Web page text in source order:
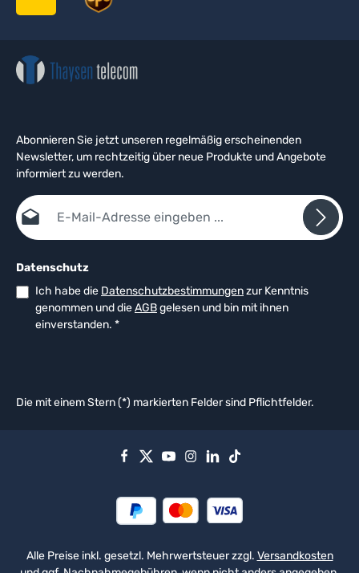
Abonnieren Sie jetzt unseren regelmäßig erscheinenden
Newsletter, um rechtzeitig über neue Produkte und Angebote
informiert zu werden.
E-Mail-Adresse*
Datenschutz
Ich habe die Datenschutzbestimmungenzur Kenntnis
genommen und dieAGBgelesen und bin mit ihnen
einverstanden. *
Die mit einem Stern (*) markierten Felder sind Pflichtfelder.
Alle Preise inkl. gesetzl. Mehrwertsteuer zzgl. Versandkosten